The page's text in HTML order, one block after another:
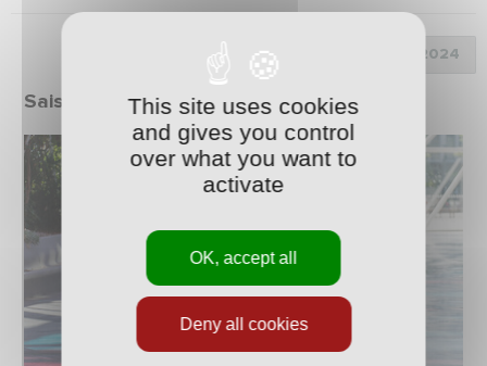
Choix de la saison :
Saison 2023/2024This site uses cookies
and gives you control
over what you want to
activate
OK, accept all
Deny all cookies